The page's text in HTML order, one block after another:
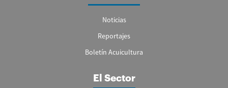
Noticias
Reportajes
Boletín Acuicultura
El Sector